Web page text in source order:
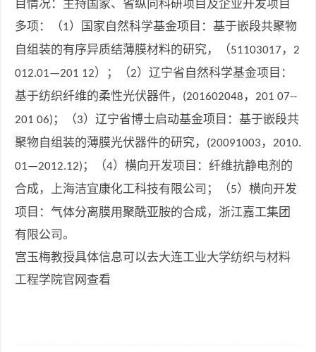
目情况：主持国家、省纵向科研项目及企业开发项目
多项：（1）国家自然科学基金项目：基于嵌段共聚物
自组装的有序异质结薄膜材料的研究，（51103017 ， 2
012.01—201 12）；（2）辽宁省自然科学基金项目：
基于纺织纤维的柔性光伏器件，
(201602048 ， 201 07--
201 06) ；（3）辽宁省博士启动基金项目：基于嵌段共
聚物自组装的薄膜光伏器件的研究，
(20091003 ， 2010.
01—2012.12) ；（4）横向开发项目：纤维抗静电剂的
合成，上海洁宜康化工科技有限公司；（5）横向开发
项目：气体分离膜用聚酰亚胺的合成，浙江嘉工集团
有限公司。
宫玉梅教授具体信息可以去大连工业大学纺织与材料
工程学院官网查看